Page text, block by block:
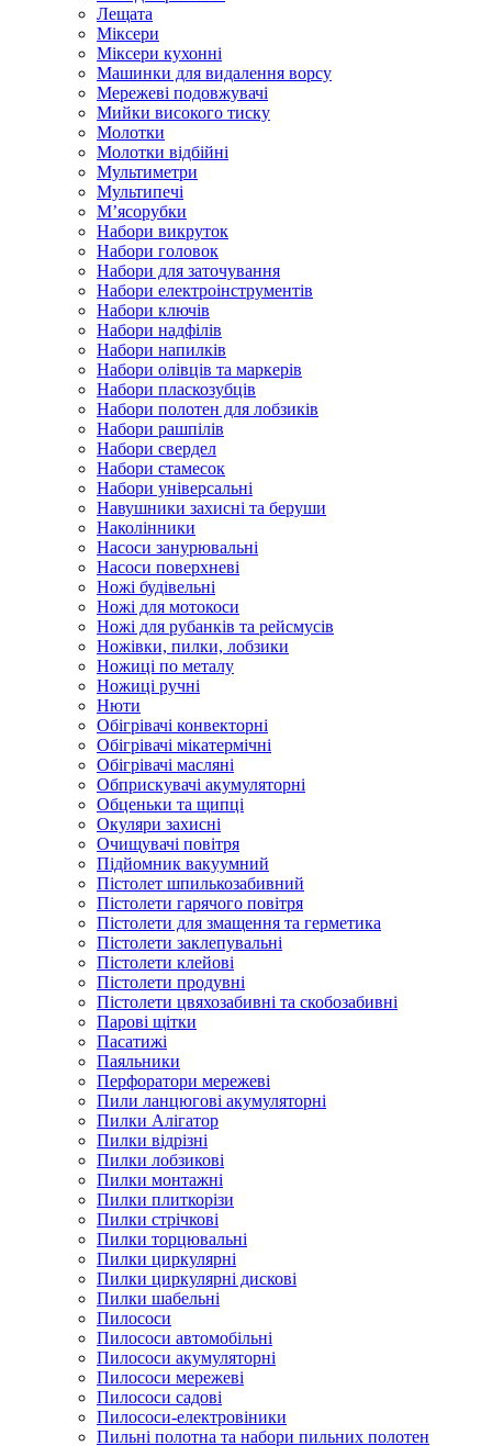
Лещата
Міксери
Міксери кухонні
Машинки для видалення ворсу
Мережеві подовжувачі
Мийки високого тиску
Молотки
Молотки відбійні
Мультиметри
Мультипечі
М’ясорубки
Набори викруток
Набори головок
Набори для заточування
Набори електроінструментів
Набори ключів
Набори надфілів
Набори напилків
Набори олівців та маркерів
Набори пласкозубців
Набори полотен для лобзиків
Набори рашпілів
Набори свердел
Набори стамесок
Набори універсальні
Навушники захисні та беруши
Наколінники
Насоси занурювальні
Насоси поверхневі
Ножі будівельні
Ножі для мотокоси
Ножі для рубанків та рейсмусів
Ножівки, пилки, лобзики
Ножиці по металу
Ножиці ручні
Нюти
Обігрівачі конвекторні
Обігрівачі мікатермічні
Обігрівачі масляні
Обприскувачі акумуляторні
Обценьки та щипці
Окуляри захисні
Очищувачі повітря
Підйомник вакуумний
Пістолет шпилькозабивний
Пістолети гарячого повітря
Пістолети для змащення та герметика
Пістолети заклепувальні
Пістолети клейові
Пістолети продувні
Пістолети цвяхозабивні та скобозабивні
Парові щітки
Пасатижі
Паяльники
Перфоратори мережеві
Пили ланцюгові акумуляторні
Пилки Алігатор
Пилки відрізні
Пилки лобзикові
Пилки монтажні
Пилки плиткорізи
Пилки стрічкові
Пилки торцювальні
Пилки циркулярні
Пилки циркулярні дискові
Пилки шабельні
Пилососи
Пилососи автомобільні
Пилососи акумуляторні
Пилососи мережеві
Пилососи садові
Пилососи-електровіники
Пильні полотна та набори пильних полотен